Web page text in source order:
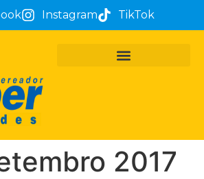
Instagram TikTok
2017